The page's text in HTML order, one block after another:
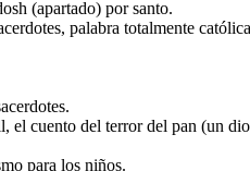
(apartado) por santo.
palabra totalmente
el cuento del terror del pan (un
para los niños.